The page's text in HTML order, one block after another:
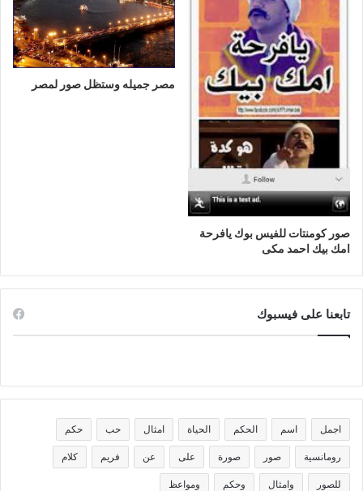
صور كومنتات للفيس بوك يافرحة
امك بيك احمد مكى
مصر جميله وستظل صور لمصر
تابعنا على فيسبوك
اجمل اسم الحكم الحياة امثال حب حكم
رومانسية صور صورة على عن فريم كلام
للصور وامثال وحكم ومواعظ